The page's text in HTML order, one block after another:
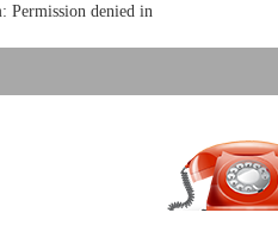
Permission denied in